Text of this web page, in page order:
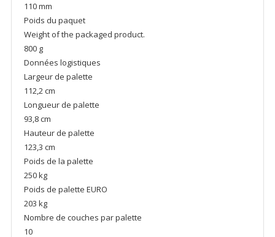
110 mm
Poids du paquet
Weight of the packaged product.
800 g
Données logistiques
Largeur de palette
112,2 cm
Longueur de palette
93,8 cm
Hauteur de palette
123,3 cm
Poids de la palette
250 kg
Poids de palette EURO
203 kg
Nombre de couches par palette
10